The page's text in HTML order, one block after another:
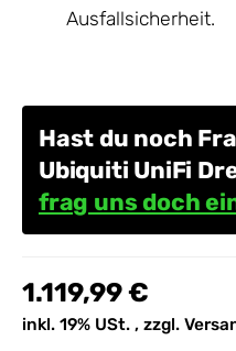
Ausfallsicherheit.
Hast du noch
Ubiquiti UniFi
frag uns doch
1.119,99 €
inkl. 19% USt. , zzgl.